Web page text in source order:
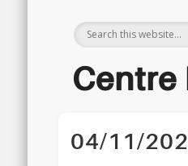
Centre
04/11/